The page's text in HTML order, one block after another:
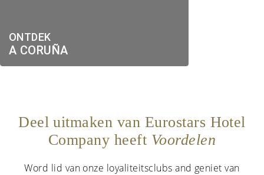
ONTDEK
A CORUÑA
Deel uitmaken van Eurostars Hotel
Company heeft Voordelen
Word lid van onze loyaliteitsclubs and geniet van